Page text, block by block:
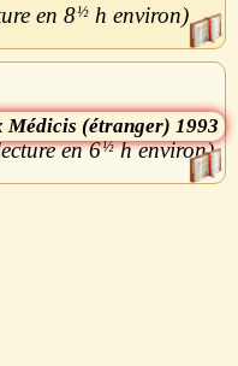
8½ h
Médicis (étranger) 1993
6½h